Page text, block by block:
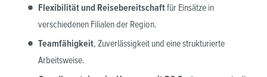
Flexibilität und Reisebereitschaftfür Einsätze in
verschiedenen Filialen der Region.
Teamfähigkeit, Zuverlässigkeit und eine strukturierte
Arbeitsweise.